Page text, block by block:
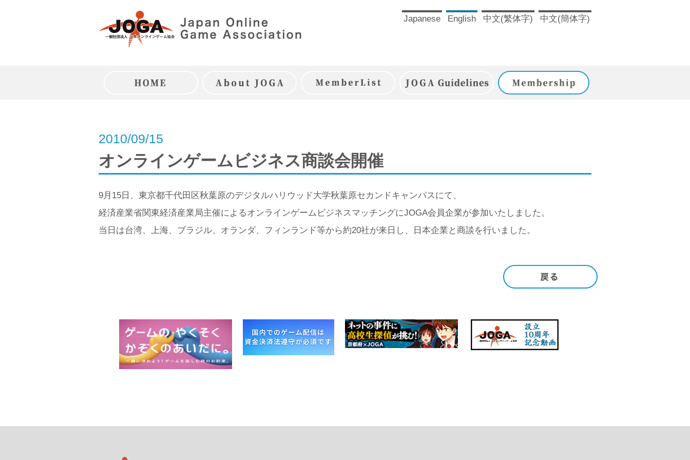
Japanese English 中文(繁体字) 中文(簡体字)
トップページ JOGAとは JOGA会員一覧 JOGAガイドライン 入会のご案内
2010/09/15
オンラインゲームビジネス商談会開催
9月15日、東京都千代田区秋葉原のデジタルハリウッド大学秋葉原セカンドキャンパスにて、
経済産業省関東経済産業局主催によるオンラインゲームビジネスマッチングにJOGA会員企業が参加いたしました。
当日は台湾、上海、ブラジル、オランダ、フィンランド等から約20社が来日し、日本企業と商談を行いました。